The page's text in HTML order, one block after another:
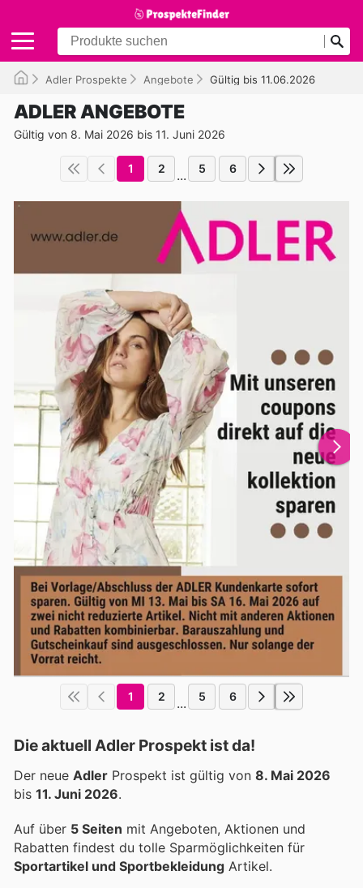
Adler Prospekte Angebote Gültig bis 11.06.2026
ADLER ANGEBOTE
Gültig von 8. Mai 2026 bis 11. Juni 2026
1 2 ... 5 6
1 2 ... 5 6
Die aktuell Adler Prospekt ist da!
Der neue Adler Prospekt ist gültig von 8. Mai 2026
bis 11. Juni 2026.
Auf über 5 Seiten mit Angeboten, Aktionen und
Rabatten findest du tolle Sparmöglichkeiten für
Sportartikel und Sportbekleidung Artikel.